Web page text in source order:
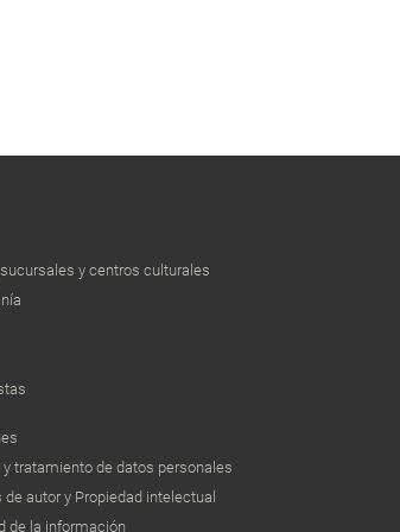
y centros culturales
tratamiento de datos personales
autor y Propiedad intelectual
de la información